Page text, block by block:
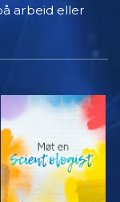
arbeid eller